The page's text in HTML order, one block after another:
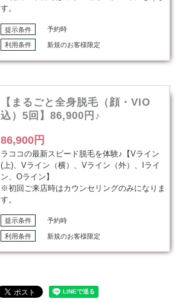
す。
提示条件 予約時
利用条件 新規のお客様限定
【まるごと全身脱毛（顔・VIO
込）5回】86,900円♪
86,900円
ラココの最新スピード脱毛を体験♪【Vライン
(上)、Vライン（横）、Vライン（外）、Iライ
ン、Oライン】
※初回ご来店時はカウンセリングのみになりま
す。
提示条件 予約時
利用条件 新規のお客様限定